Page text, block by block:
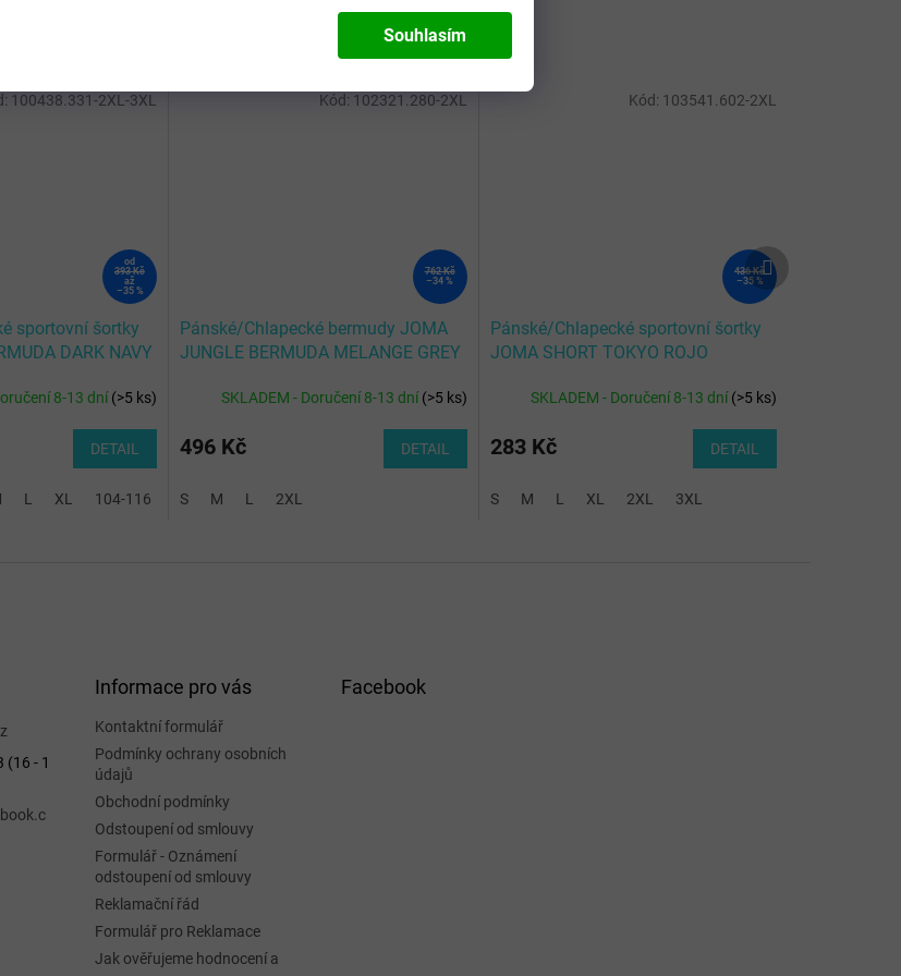
Souhlasím
14 (XS)
od
393 Kč
až
–35 %
sportovní šortky
DARK NAVY
8-13 dní(>5 ks)
DETAIL
L XL 104-116 128-140 2XL-3XL
100438.331-2XL-3XL
762 Kč
–34 %
Pánské/Chlapecké bermudy JOMA
JUNGLE BERMUDA MELANGE GREY
SKLADEM - Doručení 8-13 dní(>5 ks)
496 Kč DETAIL
S M L 2XL
Kód: 102321.280-2XL
436 Kč
–35 %
Pánské/Chlapecké sportovní šortky
JOMA SHORT TOKYO ROJO
SKLADEM - Doručení 8-13 dní(>5 ks)
283 Kč DETAIL
S M L XL 2XL 3XL
Kód: 103541.602-2XL
produkt
(16 - 1
Informace pro vás
Kontaktní formulář
Podmínky ochrany osobních
údajů
Obchodní podmínky
Odstoupení od smlouvy
Formulář - Oznámení
odstoupení od smlouvy
Reklamační řád
Formulář pro Reklamace
Jak ověřujeme hodnocení a
Facebook